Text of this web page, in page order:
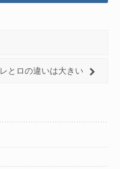
レとロの違いは大きい